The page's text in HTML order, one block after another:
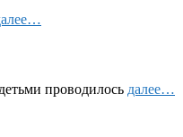
проводилось далее…